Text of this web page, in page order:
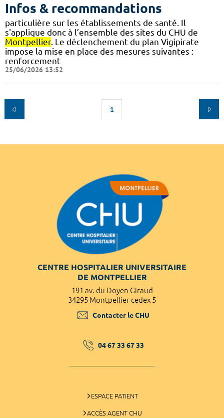
Infos & recommandations
particulière sur les établissements de santé. Il
s'applique donc à l’ensemble des sites du CHU de
Montpellier. Le déclenchement du plan Vigipirate
impose la mise en place des mesures suivantes :
renforcement
25/06/2026 13:52
1
CENTRE HOSPITALIER UNIVERSITAIRE
DE MONTPELLIER
191 av. du Doyen Giraud
34295 Montpellier cedex 5
Contacter le CHU
04 67 33 67 33
ESPACE PATIENT
ACCÈS AGENT CHU